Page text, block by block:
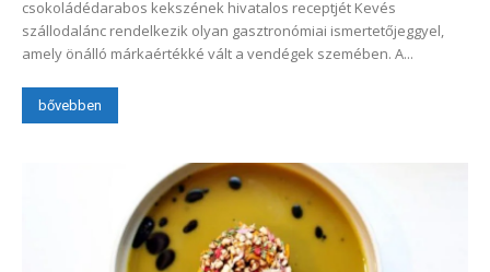
csokoládédarabos kekszének hivatalos receptjét Kevés
szállodalánc rendelkezik olyan gasztronómiai ismertetőjeggyel,
amely önálló márkaértékké vált a vendégek szemében. A...
bővebben